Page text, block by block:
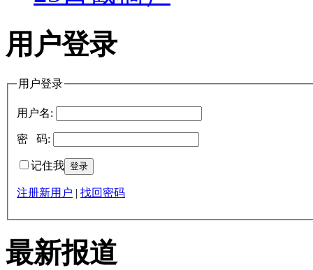
用户登录
用户登录
用户名:
密 码:
记住我
注册新用户 找回密码
最新报道